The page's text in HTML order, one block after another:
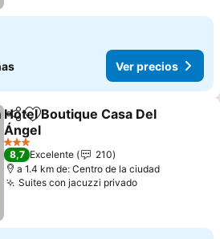
Ver precios
CompartirAgregar a favoritos
Hotel Boutique Casa Del
Ángel
3 Estrellas
8,7 Excelente
210
a 1.4 km de: Centro de la ciudad
Suites con jacuzzi privado